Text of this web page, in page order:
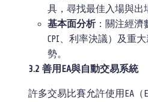
具，尋找最佳入場與出
基本面分析：關注經濟
CPI、利率決議）及重
勢。
3.2 善用 EA與自動交易系統
許多交易比賽允許使用EA（